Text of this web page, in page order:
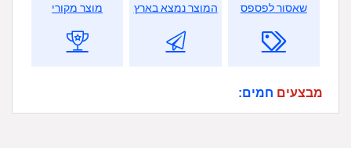
שאסור לפספס
המוצר נמצא בארץ
מוצר מקורי
מבצעים חמים: